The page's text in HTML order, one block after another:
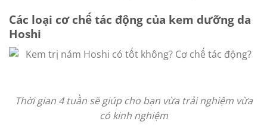
Các loại cơ chế tác động của kem dưỡng da
Hoshi
Thời gian 4 tuần sẽ giúp cho bạn vừa trải nghiệm vừa
có kinh nghiệm